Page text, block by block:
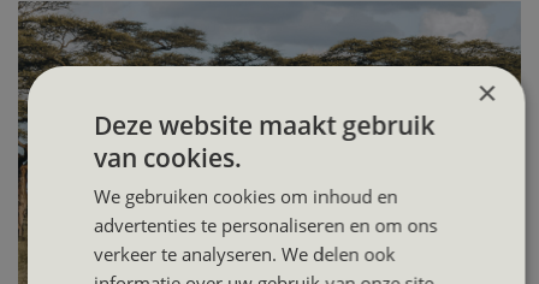
×
Deze website maakt gebruik
van cookies.
We gebruiken cookies om inhoud en
advertenties te personaliseren en om ons
verkeer te analyseren. We delen ook